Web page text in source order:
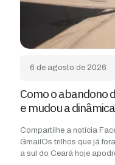
6 de agosto de 2026
Como o abandono
e mudou a
Compartilhe a notícia
GmailOs trilhos que já
a sul do Ceará hoje